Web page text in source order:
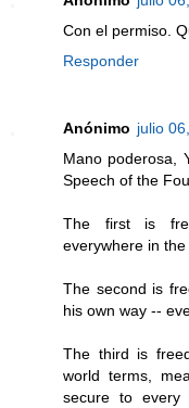
Con el permiso.
Responder
Anónimo julio
Mano poderosa,
Speech of the
The first is
everywhere in the
The second is
his own way --
The third is
world terms,
secure to